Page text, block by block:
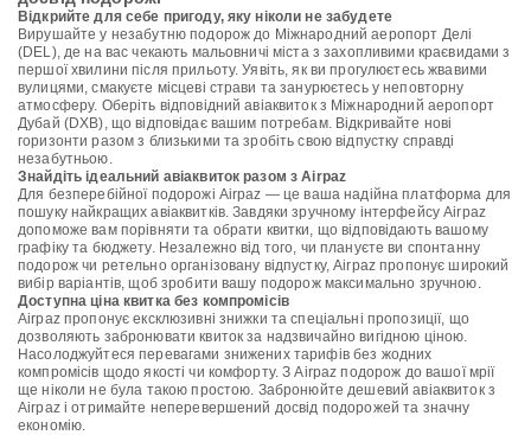
Відкрийте для себе пригоду, яку ніколи не забудете
Вирушайте у незабутню подорож до Міжнародний аеропорт Делі
(DEL), де на вас чекають мальовничі міста з захопливими краєвидами з
першої хвилини після прильоту. Уявіть, як ви прогулюєтесь жвавими
вулицями, смакуєте місцеві страви та занурюєтесь у неповторну
атмосферу. Оберіть відповідний авіаквиток з Міжнародний аеропорт
Дубай (DXB), що відповідає вашим потребам. Відкривайте нові
горизонти разом з близькими та зробіть свою відпустку справді
незабутньою.
Знайдіть ідеальний авіаквиток разом з Airpaz
Для безперебійної подорожі Airpaz — це ваша надійна платформа для
пошуку найкращих авіаквитків. Завдяки зручному інтерфейсу Airpaz
допоможе вам порівняти та обрати квитки, що відповідають вашому
графіку та бюджету. Незалежно від того, чи плануєте ви спонтанну
подорож чи ретельно організовану відпустку, Airpaz пропонує широкий
вибір варіантів, щоб зробити вашу подорож максимально зручною.
Доступна ціна квитка без компромісів
Airpaz пропонує ексклюзивні знижки та спеціальні пропозиції, що
дозволяють забронювати квиток за надзвичайно вигідною ціною.
Насолоджуйтеся перевагами знижених тарифів без жодних
компромісів щодо якості чи комфорту. З Airpaz подорож до вашої мрії
ще ніколи не була такою простою. Забронюйте дешевий авіаквиток з
Airpaz і отримайте неперевершений досвід подорожей та значну
економію.